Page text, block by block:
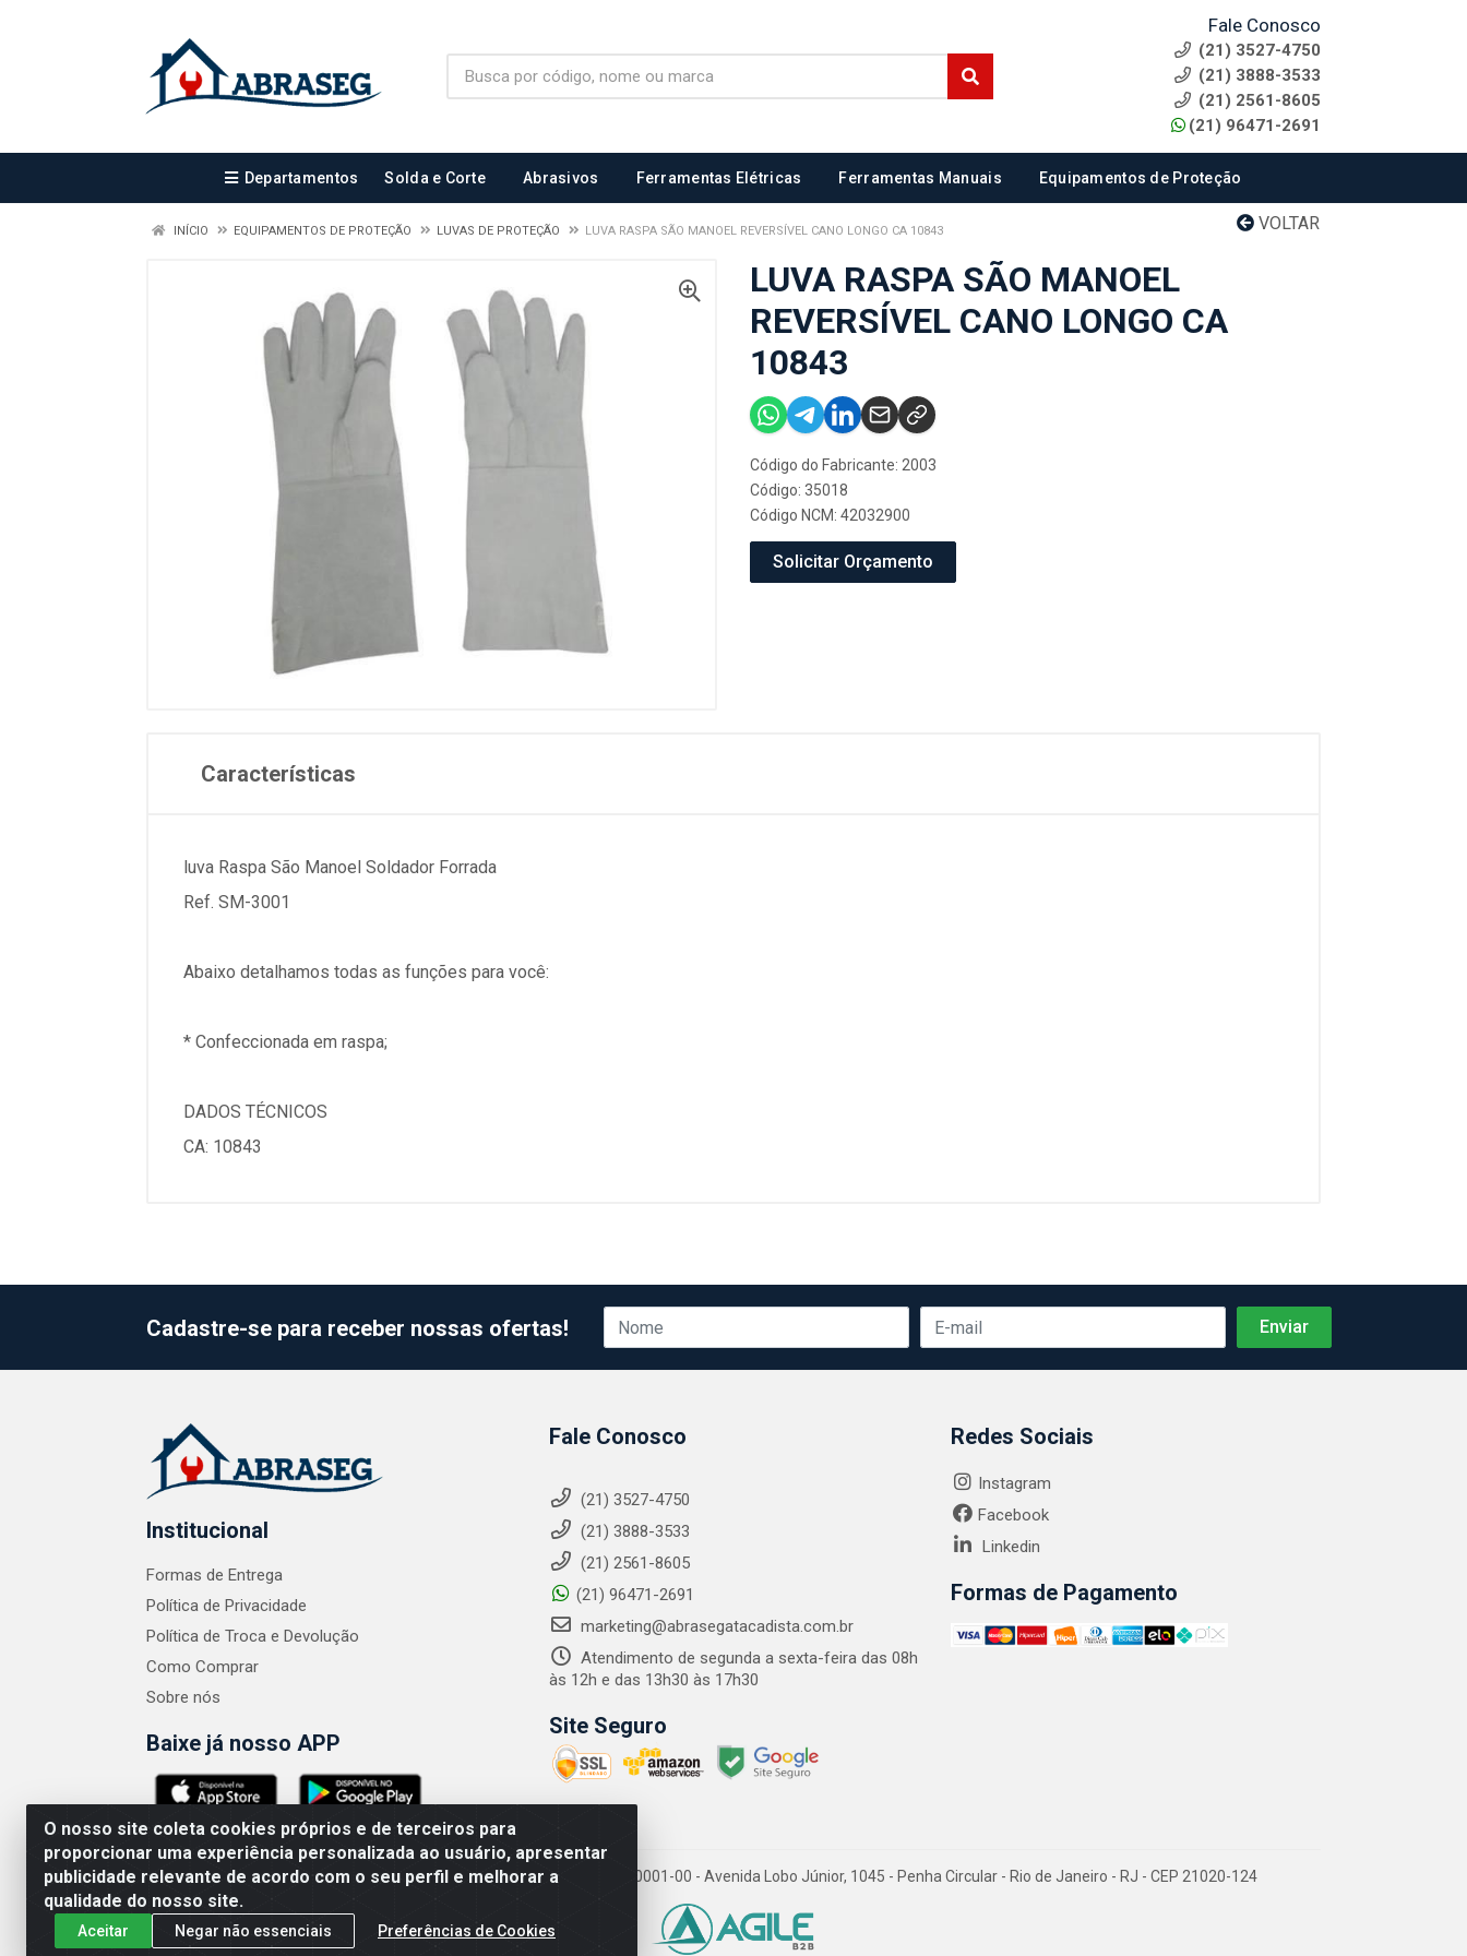
Fale Conosco
(21) 3527-4750
(21) 3888-3533
(21) 2561-8605
(21) 96471-2691
Departamentos Solda e Corte Abrasivos Ferramentas Elétricas Ferramentas Manuais Equipamentos de Proteção
VOLTAR
INÍCIO EQUIPAMENTOS DE PROTEÇÃO LUVAS DE PROTEÇÃO LUVA RASPA SÃO MANOEL REVERSÍVEL CANO LONGO CA 10843
LUVA RASPA SÃO MANOEL
REVERSÍVEL CANO LONGO CA
10843
Código do Fabricante: 2003
Código: 35018
Código NCM: 42032900
Solicitar Orçamento
Características
luva Raspa São Manoel Soldador Forrada
Ref. SM-3001
Abaixo detalhamos todas as funções para você:
* Confeccionada em raspa;
DADOS TÉCNICOS
CA: 10843
O nosso site coleta cookies próprios e de terceiros para
proporcionar uma experiência personalizada ao usuário, apresentar
publicidade relevante de acordo com o seu perfil e melhorar a
qualidade do nosso site.
Aceitar Negar não essenciais Preferências de Cookies
Cadastre-se para receber nossas ofertas!
Institucional
Formas de Entrega
Política de Privacidade
Política de Troca e Devolução
Como Comprar
Sobre nós
Baixe já nosso APP
Fale Conosco
(21) 3527-4750
(21) 3888-3533
(21) 2561-8605
(21) 96471-2691
marketing@abrasegatacadista.com.br
Atendimento de segunda a sexta-feira das 08h
às 12h e das 13h30 às 17h30
Site Seguro
Redes Sociais
Instagram
Facebook
Linkedin
Formas de Pagamento
ABRASEG COMÉRCIO ATACADISTA LTDA - CNPJ: 10.894.768/0001-00 - Avenida Lobo Júnior, 1045 - Penha Circular - Rio de Janeiro - RJ - CEP 21020-124